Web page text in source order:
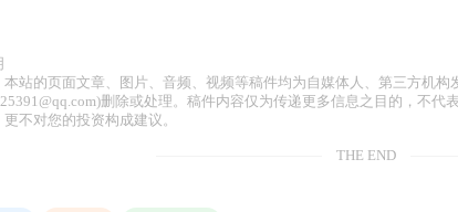
本站的页面文章、图片、音频、视频等稿件均为自媒体人、第三方机
删除或处理。稿件内容仅为传递更多信息之目的，不
不对您的投资构成建议。
THE END